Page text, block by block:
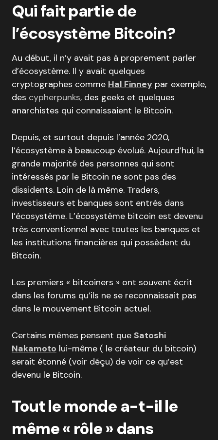
Qui fait partiede
l’écosystème Bitcoin?
Au début, il n’y avait pas à proprement parler
d’écosystème. Il y avait quelques
cryptographes comme Hal Finney par exemple,
des cypherpunks, des geeks et quelques
anarchistes qui connaissaient le Bitcoin.
Depuis, et surtout depuis l’année 2020,
l’écosystème à beaucoup évolué. Aujourd’hui, la
grande majorité des personnes qui sont
intéressés par le Bitcoin ne sont pas des
dissidents. Loin de là même. Traders,
investisseurs et banques sont entrés dans
l’écosystème. L’écosystème bitcoin est devenu
très conventionnel avec toutes les banques et
les institutions financières qui possèdent du
Bitcoin.
Les premiers « bitcoiners » ont souvent écrit
dans les forums qu’ils ne se reconnaissait pas
dans le mouvement Bitcoin actuel.
Certains mêmes pensent que Satoshi
Nakamoto lui-même ( le créateur du bitcoin)
serait étonné (voir déçu) de voir ce qu’est
devenu le Bitcoin.
Tout le monde a-t-il le
même « rôle » dans